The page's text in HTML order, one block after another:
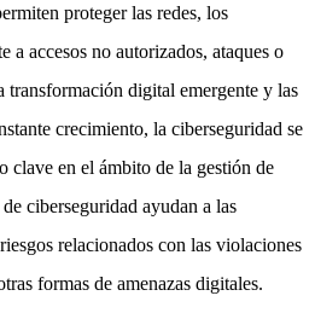
proteger las redes, los
a accesos no autorizados, ataques o
transformación digital emergente y las
crecimiento, la ciberseguridad se
clave en el ámbito de la gestión de
ciberseguridad ayudan a las
relacionados con las violaciones
formas de amenazas digitales.